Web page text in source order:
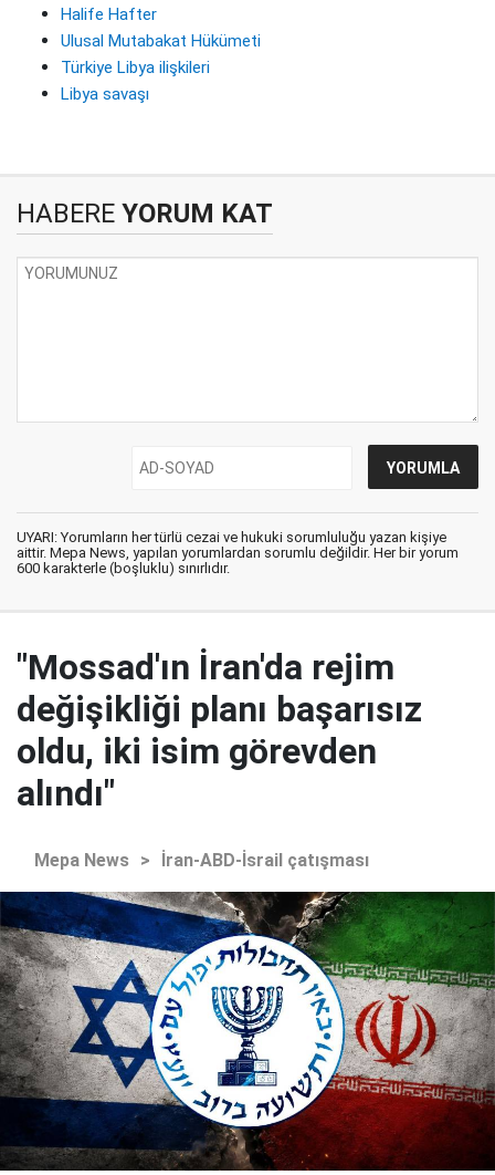
Halife Hafter
Ulusal Mutabakat Hükümeti
Türkiye Libya ilişkileri
Libya savaşı
HABERE YORUM KAT
UYARI: Yorumların her türlü cezai ve hukuki sorumluluğu yazan kişiye
aittir. Mepa News, yapılan yorumlardan sorumlu değildir. Her bir yorum
600 karakterle (boşluklu) sınırlıdır.
"Mossad'ın İran'da rejim
değişikliği planı başarısız
oldu, iki isim görevden
alındı"
Mepa News > İran-ABD-İsrail çatışması